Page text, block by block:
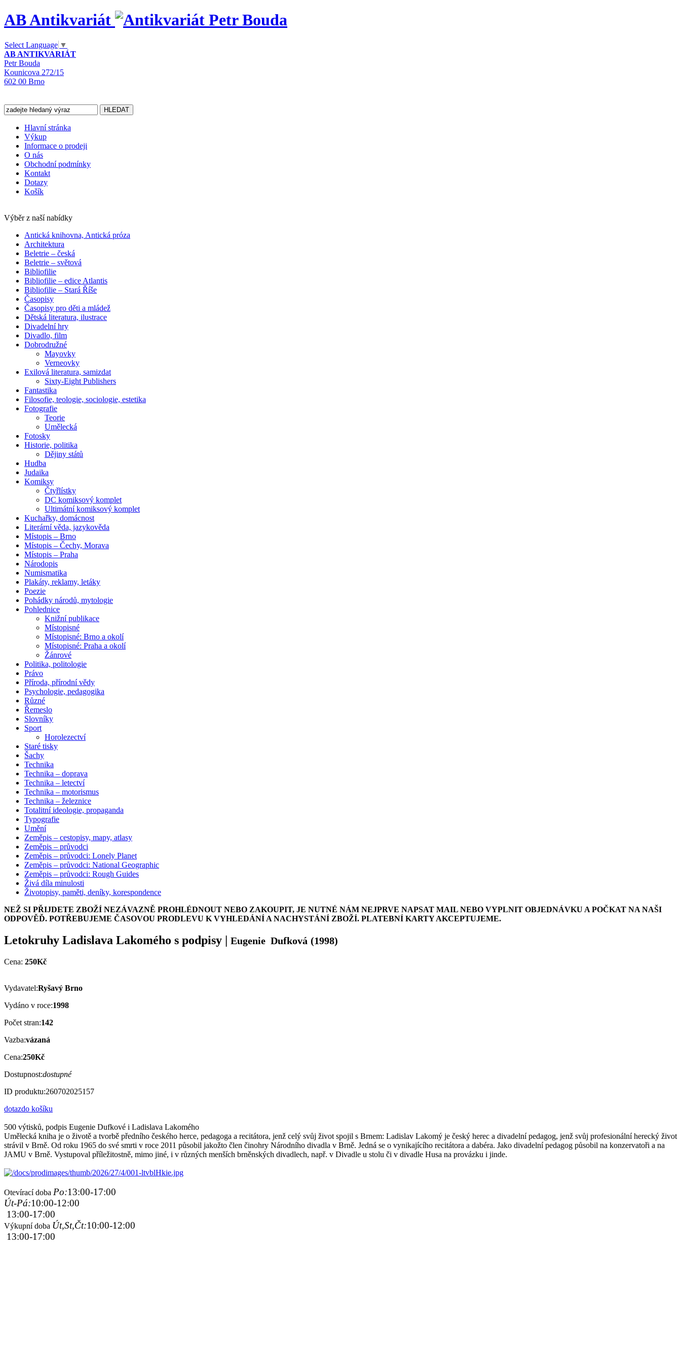
AB Antikvariát
Select Language ▼
AB ANTIKVARIÁT
Petr Bouda
Kounicova 272/15
602 00 Brno
Hlavní stránka
Výkup
Informace o prodeji
O nás
Obchodní podmínky
Kontakt
Dotazy
Košík
Výběr z naší nabídky
Antická knihovna, Antická próza
Architektura
Beletrie – česká
Beletrie – světová
Bibliofilie
Bibliofilie – edice Atlantis
Bibliofilie – Stará Říše
Časopisy
Časopisy pro děti a mládež
Dětská literatura, ilustrace
Divadelní hry
Divadlo, film
Dobrodružné
Mayovky
Verneovky
Exilová literatura, samizdat
Sixty-Eight Publishers
Fantastika
Filosofie, teologie, sociologie, estetika
Fotografie
Teorie
Umělecká
Fotosky
Historie, politika
Dějiny států
Hudba
Judaika
Komiksy
Čtyřlístky
DC komiksový komplet
Ultimátní komiksový komplet
Kuchařky, domácnost
Literární věda, jazykověda
Místopis – Brno
Místopis – Čechy, Morava
Místopis – Praha
Národopis
Numismatika
Plakáty, reklamy, letáky
Poezie
Pohádky národů, mytologie
Pohlednice
Knižní publikace
Místopisné
Místopisné: Brno a okolí
Místopisné: Praha a okolí
Žánrové
Politika, politologie
Právo
Příroda, přírodní vědy
Psychologie, pedagogika
Různé
Řemeslo
Slovníky
Sport
Horolezectví
Staré tisky
Šachy
Technika
Technika – doprava
Technika – letectví
Technika – motorismus
Technika – železnice
Totalitní ideologie, propaganda
Typografie
Umění
Zeměpis – cestopisy, mapy, atlasy
Zeměpis – průvodci
Zeměpis – průvodci: Lonely Planet
Zeměpis – průvodci: National Geographic
Zeměpis – průvodci: Rough Guides
Živá díla minulosti
Životopisy, paměti, deníky, korespondence
NEŽ SI PŘIJDETE ZBOŽÍ NEZÁVAZNĚ PROHLÉDNOUT NEBO ZAKOUPIT, JE NUTNÉ NÁM NEJPRVE NAPSAT MAIL NEBO VYPLNIT OBJEDNÁVKU A POČKAT NA NAŠI
ODPOVĚĎ. POTŘEBUJEME ČASOVOU PRODLEVU K VYHLEDÁNÍ A NACHYSTÁNÍ ZBOŽÍ. PLATEBNÍ KARTY AKCEPTUJEME.
Letokruhy Ladislava Lakomého s podpisy | Eugenie Dufková (1998)
Cena: 250Kč
Vydavatel:Ryšavý Brno
Vydáno v roce:1998
Počet stran:142
Vazba:vázaná
Cena:250Kč
Dostupnost:dostupné
ID produktu:260702025157
dotazdo košíku
500 výtisků, podpis Eugenie Dufkové i Ladislava Lakomého
Umělecká kniha je o životě a tvorbě předního českého herce, pedagoga a recitátora, jenž celý svůj život spojil s Brnem: Ladislav Lakomý je český herec a divadelní pedagog, jenž svůj profesionální herecký život
strávil v Brně. Od roku 1965 do své smrti v roce 2011 působil jakožto člen činohry Národního divadla v Brně. Jedná se o vynikajícího recitátora a dabéra. Jako divadelní pedagog působil na konzervatoři a na
JAMU v Brně. Vystupoval příležitostně, mimo jiné, i v různých menších brněnských divadlech, např. v Divadle u stolu či v divadle Husa na provázku i jinde.
Otevírací doba Po:13:00-17:00
Út-Pá:10:00-12:00
13:00-17:00
Výkupní doba Út,St,Čt:10:00-12:00
13:00-17:00